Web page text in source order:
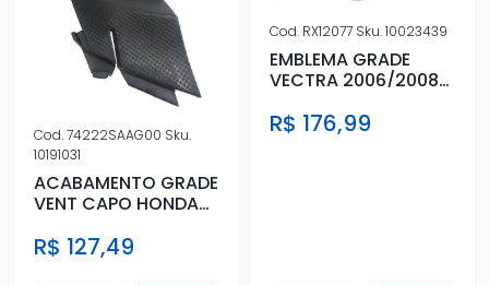
Cod.74222SAAG00 Sku.
10191031
ACABAMENTO GRADE
VENT CAPO HONDA
R$ 127,49
Cod. RX12077 Sku.10023439
EMBLEMA GRADE
VECTRA 2006/2008
R$ 176,99